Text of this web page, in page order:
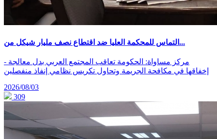
التماس للمحكمة العليا ضد اقتطاع نصف مليار شيكل من...
- مركز مساواة: الحكومة تعاقب المجتمع العربي بدل معالجة
إخفاقها في مكافحة الجريمة وتحاول تكريس نظامي إنفاذ منفصلين
2026/08/03
309